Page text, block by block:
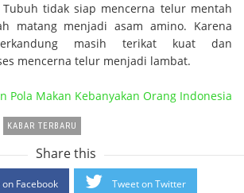
tidak siap mencerna telur mentah
matang menjadi asam amino. Karena
masih terikat kuat dan
mencerna telur menjadi lambat.
Pola Makan Kebanyakan Orang Indonesia
KABAR TERBARU
Share this
Facebook Tweet on Twitter